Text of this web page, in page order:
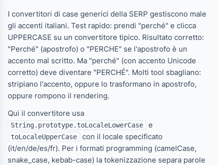
I convertitori di case generici della SERP gestiscono male
gli accenti italiani. Test rapido: prendi "perché" e clicca
UPPERCASE su un convertitore tipico. Risultato corretto:
"Perché" (apostrofo) o "PERCHE" se l'apostrofo è un
accento mal scritto. Ma "perché" (con accento Unicode
corretto) deve diventare "PERCHÉ". Molti tool sbagliano:
stripiano l'accento, oppure lo trasformano in apostrofo,
oppure rompono il rendering.
Qui il convertitore usa
String.prototype.toLocaleLowerCase e
toLocaleUpperCase
con il locale specificato
(it/en/de/es/fr). Per i formati programming (camelCase,
snake_case, kebab-case) la tokenizzazione separa parole